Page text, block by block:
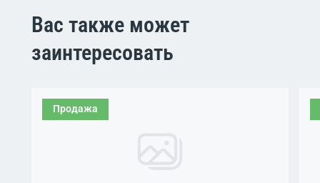
Вас также может
заинтересовать
Продажа